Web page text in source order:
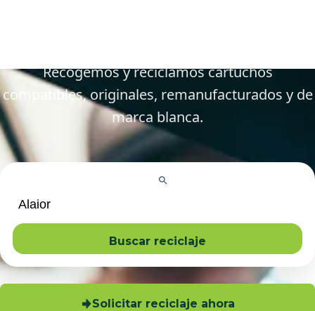
Recogemos y reciclamos cartuchos
compatibles, originales, remanufacturados y de
marca blanca.
Buscar reciclaje
Solicitar reciclaje ahora